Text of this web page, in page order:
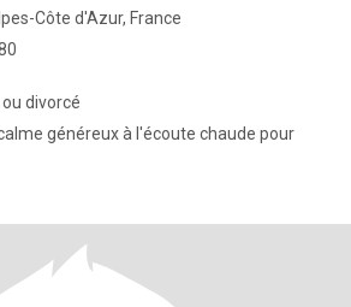
Côte d'Azur, France
divorcé
généreux à l'écoute chaude pour